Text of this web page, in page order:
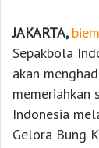
JAKARTA,
Sepakbola
akan
memeriahkan
Indonesia
Gelora Bung